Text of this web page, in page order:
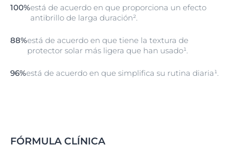
100%está de acuerdo en que proporciona un efecto
antibrillo de larga duración².
88%está de acuerdo en que tiene la textura de
protector solar más ligera que han usado¹.
96%está de acuerdo en que simplifica su rutina diaria¹.
FÓRMULA CLÍNICA